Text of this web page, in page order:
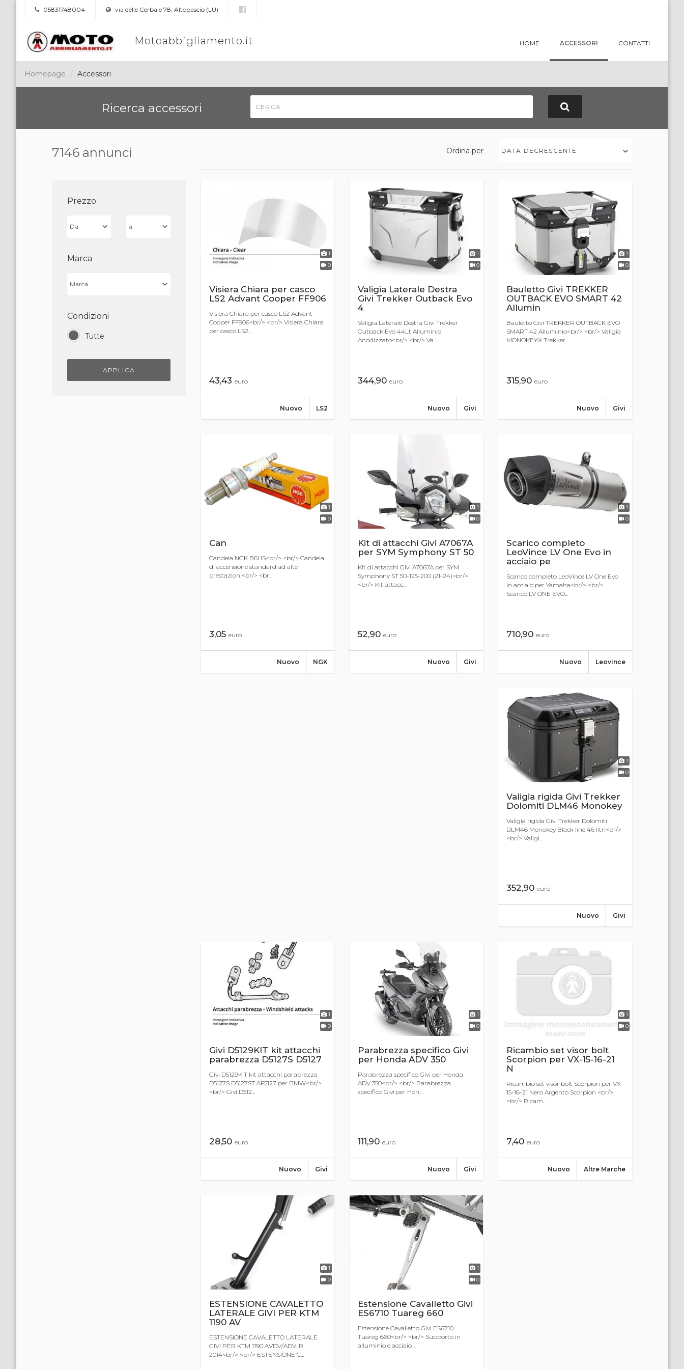
05831748004 via delle Cerbaie 78, Altopascio (LU)
Motoabbigliamento.it HOME ACCESSORI CONTATTI
Homepage Accessori
Ricerca accessori
7146 annunci Ordina per DATA DECRESCENTE
Prezzo
Marca
Condizioni
Tutte
APPLICA
1
0
Visiera Chiara per casco
LS2 Advant Cooper FF906
Visiera Chiara per casco LS2 Advant
Cooper FF906<br/> <br/> Visiera Chiara
per casco LS2...
43,43 euro
LS2
Nuovo
1
0
Valigia Laterale Destra
Givi Trekker Outback Evo
4
Valigia Laterale Destra Givi Trekker
Outback Evo 44Lt Alluminio
Anodizzato<br/> <br/> Va...
344,90 euro
Givi
Nuovo
1
0
Bauletto Givi TREKKER
OUTBACK EVO SMART 42
Allumin
Bauletto Givi TREKKER OUTBACK EVO
SMART 42 Alluminio<br/> <br/> Valigia
MONOKEY® Trekker...
315,90euro
Givi
Nuovo
1
0
Can
Candela NGK B6HS<br/> <br/> Candela
di accensione standard ad alte
prestazioni<br/> <br...
3,05 euro
NGK
Nuovo
1
0
Kit di attacchi Givi A7067A
per SYM Symphony ST 50
Kit di attacchi Givi A7067A per SYM
Symphony ST 50-125-200 (21-24)<br/>
<br/> Kit attacc...
52,90 euro
Givi
Nuovo
1
0
Scarico completo
LeoVince LV One Evo in
acciaio pe
Scarico completo LeoVince LV One Evo
in acciaio per Yamaha<br/> <br/>
Scarico LV ONE EVO...
710,90euro
Leovince
Nuovo
1
0
Valigia rigida Givi Trekker
Dolomiti DLM46 Monokey
Valigia rigida Givi Trekker Dolomiti
DLM46 Monokey Black line 46 litri<br/>
<br/> Valigi...
352,90euro
Givi
Nuovo
1
0
Givi D5129KIT kit attacchi
parabrezza D5127S D5127
Givi D5129KIT kit attacchi parabrezza
D5127S D5127ST AF5127 per BMW<br/>
<br/> Givi D512...
28,50 euro
Givi
Nuovo
1
0
Parabrezza specifico Givi
per Honda ADV 350
Parabrezza specifico Givi per Honda
ADV 350<br/> <br/> Parabrezza
specifico Givi per Hon...
111,90 euro
Givi
Nuovo
1
0
Ricambio set visor bolt
Scorpion per VX-15-16-21
N
Ricambio set visor bolt Scorpion per VX-
15-16-21 Nero Argento Scorpion <br/>
<br/> Ricam...
7,40euro
Altre Marche
Nuovo
1
0
ESTENSIONE CAVALETTO
LATERALE GIVI PER KTM
1190 AV
ESTENSIONE CAVALETTO LATERALE
GIVI PER KTM 1190 AVDV/ADV. R
2014<br/> <br/> ESTENSIONE C...
1
0
Estensione Cavalletto Givi
ES6710 Tuareg 660
Estensione Cavalletto Givi ES6710
Tuareg 660<br/> <br/> Supporto in
alluminio e acciaio ...